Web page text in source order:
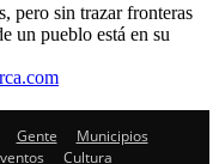
pero sin trazar fronteras
un pueblo está en su
Gente
Municipios
Cultura